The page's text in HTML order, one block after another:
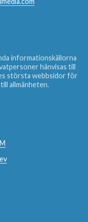
informationskällorna
hänvisas till
största webbsidor för
allmänheten.